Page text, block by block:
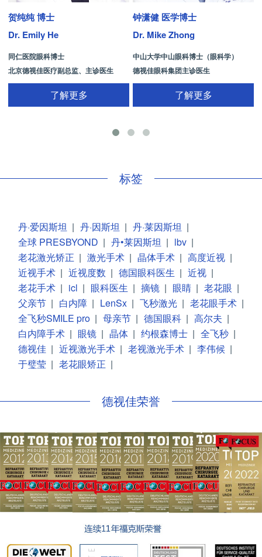
贺纯纯 博士
Dr. Emily He
同仁医院眼科博士
北京德视佳医疗副总监、主诊医生
了解更多
钟潇健 医学博士
Dr. Mike Zhong
中山大学中山眼科博士（眼科学）
德视佳眼科集团主诊医生
了解更多
标签
丹·爱因斯坦 | 丹·因斯坦 | 丹·莱因斯坦 |
全球 PRESBYOND | 丹•莱因斯坦 | lbv |
老花激光矫正 | 激光手术 | 晶体手术 | 高度近视 |
近视手术 | 近视度数 | 德国眼科医生 | 近视 |
老花手术 | icl | 眼科医生 | 摘镜 | 眼睛 | 老花眼 |
父亲节 | 白内障 | LenSx | 飞秒激光 | 老花眼手术 |
全飞秒SMILE pro | 母亲节 | 德国眼科 | 高尔夫 |
白内障手术 | 眼镜 | 晶体 | 约根森博士 | 全飞秒 |
德视佳 | 近视激光手术 | 老视激光手术 | 李伟候 |
于璧莹 | 老花眼矫正 |
德视佳荣誉